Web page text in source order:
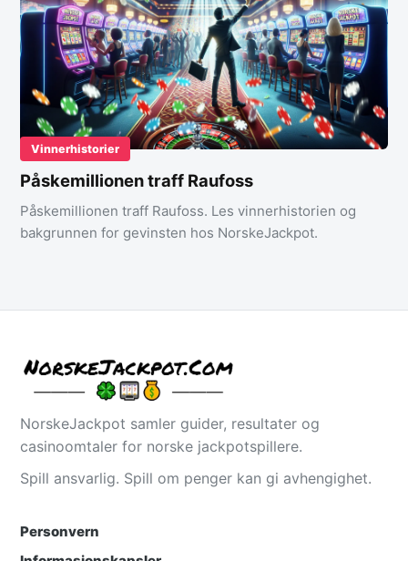
Vinnerhistorier
Påskemillionen traff Raufoss
Påskemillionen traff Raufoss. Les vinnerhistorien og
bakgrunnen for gevinsten hos NorskeJackpot.
NorskeJackpot samler guider, resultater og
casinoomtaler for norske jackpotspillere.
Spill ansvarlig. Spill om penger kan gi avhengighet.
Personvern